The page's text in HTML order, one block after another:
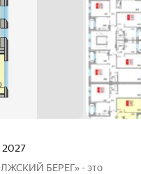
2027
БЕРЕГ» - это